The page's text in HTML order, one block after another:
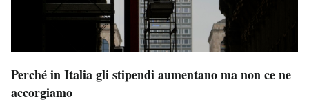
Perché in Italia gli stipendi aumentano ma non ce ne
accorgiamo